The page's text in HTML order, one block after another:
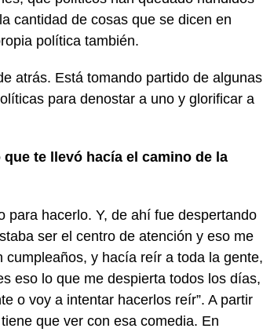
cantidad de cosas que se dicen en
política también.
atrás. Está tomando partido de algunas
para denostar a uno y glorificar a
te llevó hacía el camino de la
para hacerlo. Y, de ahí fue despertando
ser el centro de atención y eso me
y hacía reír a toda la gente,
eso lo que me despierta todos los días,
o voy a intentar hacerlos reír”. A partir
que ver con esa comedia. En